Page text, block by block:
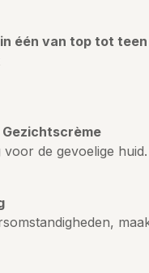
één van top tot teen
de gevoelige huid.